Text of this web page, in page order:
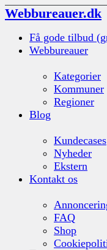
Webbureauer.dk
Få gode tilbud
Webbureauer
Kategorier
Kommuner
Regioner
Blog
Kundecases
Nyheder
Ekstern
Kontakt os
FAQ
Shop